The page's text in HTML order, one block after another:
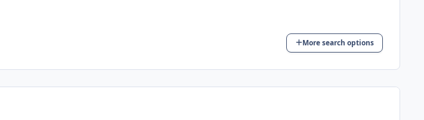
More search options